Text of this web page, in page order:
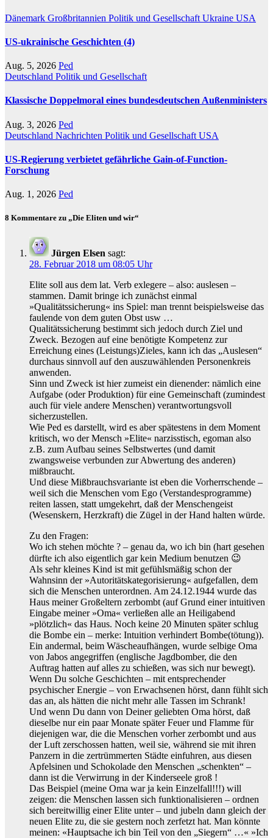
Dänemark Großbritannien Politik und Gesellschaft Ukraine USA
US-ukrainische Geschichten (4)
Aug. 5, 2026 Ped
Deutschland Politik und Gesellschaft
Klassische Doppelmoral eines bundesdeutschen Außenministers
Aug. 3, 2026 Ped
Deutschland Nachrichten Politik und Gesellschaft USA
US-Regierung verbietet gefährliche Gain-of-Function-
Forschung
Aug. 1, 2026 Ped
8 Kommentare zu „Die Eliten und wir“
Jürgen Elsen sagt:
28. Februar 2018 um 08:05 Uhr
Elite soll aus dem lat. Verb exlegere – also: auslesen –
stammen. Damit bringe ich zunächst einmal
»Qualitätssicherung« ins Spiel: man trennt beispielsweise das
faulende von dem guten Obst usw …
Qualitätssicherung bestimmt sich jedoch durch Ziel und
Zweck. Bezogen auf eine benötigte Kompetenz zur
Erreichung eines (Leistungs)Zieles, kann ich das „Auslesen“
durchaus sinnvoll auf den auszuwählenden Personenkreis
anwenden.
Sinn und Zweck ist hier zumeist ein dienender: nämlich eine
Aufgabe (oder Produktion) für eine Gemeinschaft (zumindest
auch für viele andere Menschen) verantwortungsvoll
sicherzustellen.
Wie Ped es darstellt, wird es aber spätestens in dem Moment
kritisch, wo der Mensch »Elite« narzisstisch, egoman also
z.B. zum Aufbau seines Selbstwertes (und damit
zwangsweise verbunden zur Abwertung des anderen)
mißbraucht.
Und diese Mißbrauchsvariante ist eben die Vorherrschende –
weil sich die Menschen vom Ego (Verstandesprogramme)
reiten lassen, statt umgekehrt, daß der Menschengeist
(Wesenskern, Herzkraft) die Zügel in der Hand halten würde.
Zu den Fragen:
Wo ich stehen möchte ? – genau da, wo ich bin (hart gesehen
dürfte ich also eigentlich gar kein Medium benutzen 😉
Als sehr kleines Kind ist mit gefühlsmäßig schon der
Wahnsinn der »Autoritätskategorisierung« aufgefallen, dem
sich die Menschen unterordnen. Am 24.12.1944 wurde das
Haus meiner Großeltern zerbombt (auf Grund einer intuitiven
Eingabe meiner »Oma« verließen alle an Heiligabend
»plötzlich« das Haus. Noch keine 20 Minuten später schlug
die Bombe ein – merke: Intuition verhindert Bombe(tötung)).
Ein andermal, beim Wäscheaufhängen, wurde selbige Oma
von Jabos angegriffen (englische Jagdbomber, die den
Auftrag hatten auf alles zu schießen, was sich nur bewegt).
Wenn Du solche Geschichten – mit entsprechender
psychischer Energie – von Erwachsenen hörst, dann fühlt sich
das an, als hätten die nicht mehr alle Tassen im Schrank!
Und wenn Du dann von Deiner geliebten Oma hörst, daß
dieselbe nur ein paar Monate später Feuer und Flamme für
diejenigen war, die die Menschen vorher zerbombt und aus
der Luft zerschossen hatten, weil sie, während sie mit ihren
Panzern in die zertrümmerten Städte einfuhren, aus diesen
Apfelsinen und Schokolade den Menschen „schenkten“ –
dann ist die Verwirrung in der Kinderseele groß !
Das Beispiel (meine Oma war ja kein Einzelfall!!!) will
zeigen: die Menschen lassen sich funktionalisieren – ordnen
sich bereitwillig einer Elite unter – und jubeln dann gleich der
neuen Elite zu, die sie gestern noch zerfetzt hat. Man könnte
meinen: «Hauptsache ich bin Teil von den „Siegern“ …« »Ich